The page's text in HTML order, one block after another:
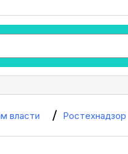
власти Ростехнадзор